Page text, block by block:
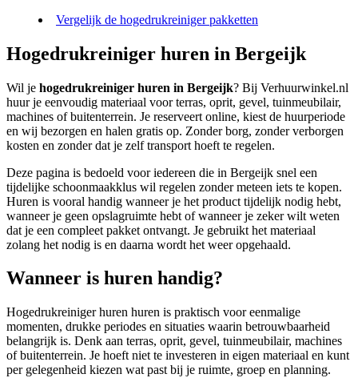
Vergelijk de hogedrukreiniger pakketten
Hogedrukreiniger huren in Bergeijk
Wil je hogedrukreiniger huren in Bergeijk? Bij Verhuurwinkel.nl
huur je eenvoudig materiaal voor terras, oprit, gevel, tuinmeubilair,
machines of buitenterrein. Je reserveert online, kiest de huurperiode
en wij bezorgen en halen gratis op. Zonder borg, zonder verborgen
kosten en zonder dat je zelf transport hoeft te regelen.
Deze pagina is bedoeld voor iedereen die in Bergeijk snel een
tijdelijke schoonmaakklus wil regelen zonder meteen iets te kopen.
Huren is vooral handig wanneer je het product tijdelijk nodig hebt,
wanneer je geen opslagruimte hebt of wanneer je zeker wilt weten
dat je een compleet pakket ontvangt. Je gebruikt het materiaal
zolang het nodig is en daarna wordt het weer opgehaald.
Wanneer is huren handig?
Hogedrukreiniger huren huren is praktisch voor eenmalige
momenten, drukke periodes en situaties waarin betrouwbaarheid
belangrijk is. Denk aan terras, oprit, gevel, tuinmeubilair, machines
of buitenterrein. Je hoeft niet te investeren in eigen materiaal en kunt
per gelegenheid kiezen wat past bij je ruimte, groep en planning.